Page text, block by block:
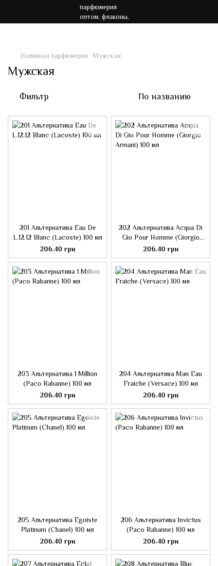
Наливная парфюмерия Мужская
Мужская
Фильтр По названию
201 Альтернатива Eau De
L.12.12 Blanc (Lacoste) 100 мл
206.40 грн
202 Альтернатива Acqua Di
Gio Pour Homme (Giorgio
Armani) 100 мл
206.40 грн
203 Альтернатива 1 Million
(Paco Rabanne) 100 мл
206.40 грн
204 Альтернатива Man Eau
Fraiche (Versace) 100 мл
206.40 грн
205 Альтернатива Egoiste
Platinum (Chanel) 100 мл
206.40 грн
206 Альтернатива Invictus
(Paco Rabanne) 100 мл
206.40 грн